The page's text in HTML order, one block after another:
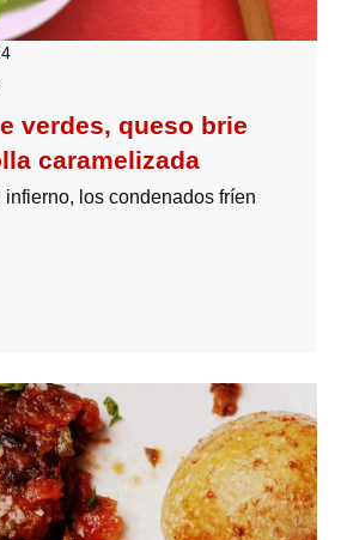
verdes, queso brie
caramelizada
infierno, los condenados fríen